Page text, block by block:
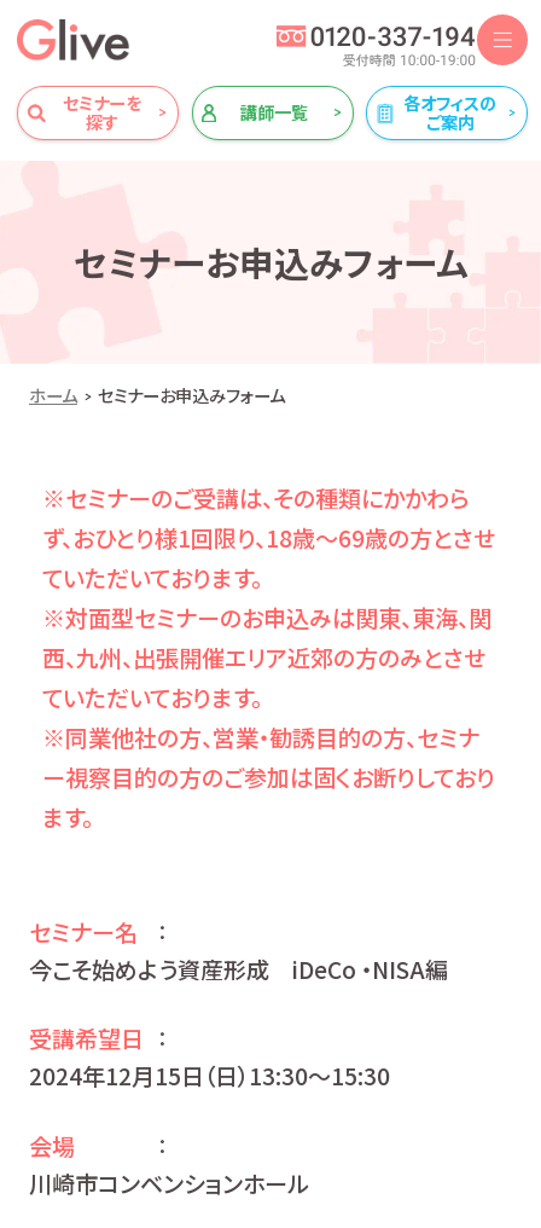
セミナーを
探す
講師一覧
各オフィスの
ご案内
セミナーお申込みフォーム
ホーム セミナーお申込みフォーム
※セミナーのご受講は、その種類にかかわら
ず、おひとり様1回限り、18歳～69歳の方とさせ
ていただいております。
※対面型セミナーのお申込みは関東、東海、関
西、九州、出張開催エリア近郊の方のみとさせ
ていただいております。
※同業他社の方、営業・勧誘目的の方、セミナ
ー視察目的の方のご参加は固くお断りしており
ます。
セミナー名 ：
今こそ始めよう資産形成 iDeCo ・NISA編
受講希望日 ：
2024年12月15日（日）13:30〜15:30
会場 ：
川崎市コンベンションホール